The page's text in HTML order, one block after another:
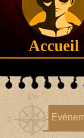
Accueil